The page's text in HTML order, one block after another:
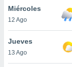
Miércoles
12 Ago
Jueves
13 Ago